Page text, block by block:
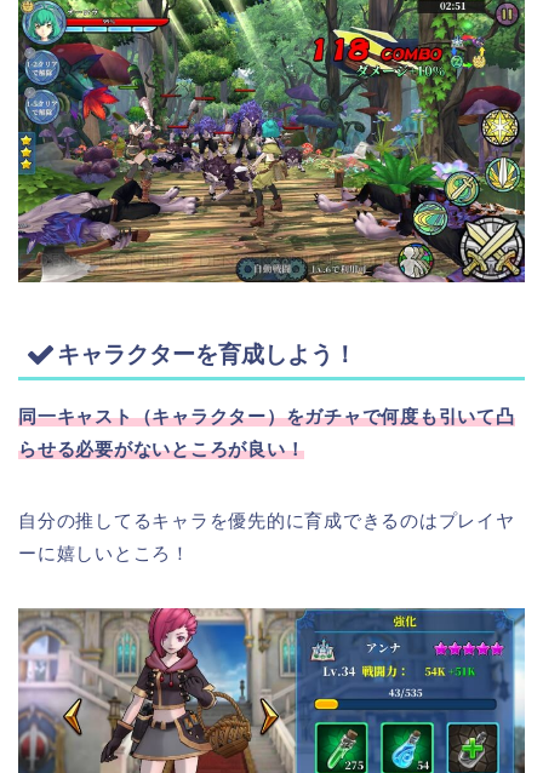
キャラクターを育成しよう！
同一キャスト（キャラクター）をガチャで何度も引いて凸
らせる必要がないところが良い！
自分の推してるキャラを優先的に育成できるのはプレイヤ
ーに嬉しいところ！